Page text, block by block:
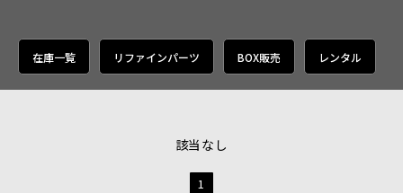
在庫一覧 リファインパーツ BOX販売 レンタル
該当なし
1